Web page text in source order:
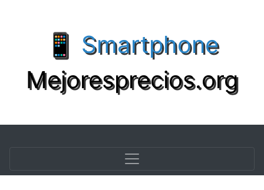
📱 Smartphone
Mejoresprecios.org